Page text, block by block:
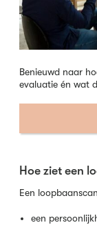
Benieuwd naar
evaluatie én wat
Hoe ziet een
Een
een